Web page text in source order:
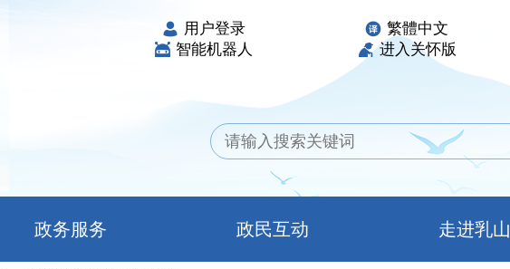
用户登录 繁體中文
智能机器人
进入关怀版
政务服务 政民互动 走进乳山